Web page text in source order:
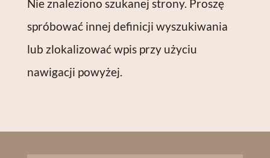
Nie znaleziono szukanej strony. Proszę
spróbować innej definicji wyszukiwania
lub zlokalizować wpis przy użyciu
nawigacji powyżej.